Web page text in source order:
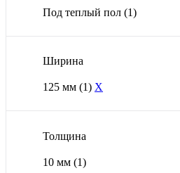
Под теплый пол (1)
Ширина
125 мм (1) X
Толщина
10 мм (1)